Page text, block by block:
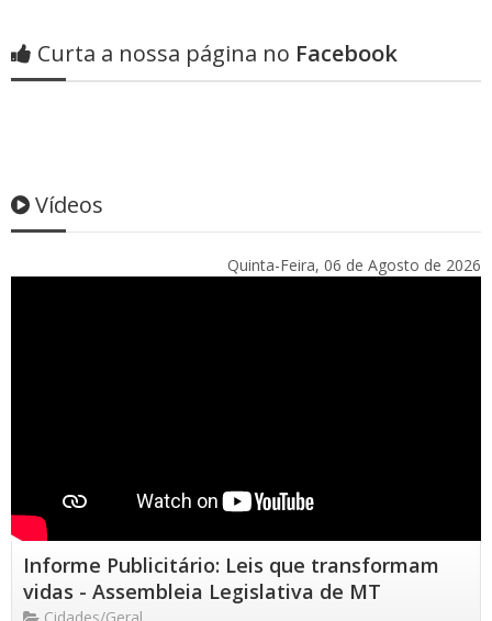
Curta a nossa página no Facebook
Vídeos
Quinta-Feira, 06 de Agosto de 2026
Informe Publicitário: Leis que transformam
vidas - Assembleia Legislativa de MT
Cidades/Geral